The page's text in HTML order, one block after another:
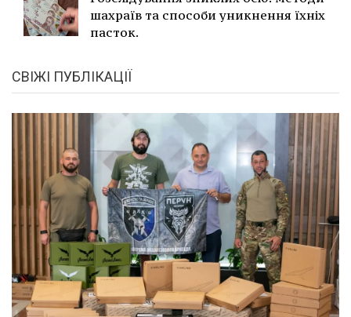
шахраїв та способи уникнення їхніх
пасток.
СВІЖІ ПУБЛІКАЦІЇ